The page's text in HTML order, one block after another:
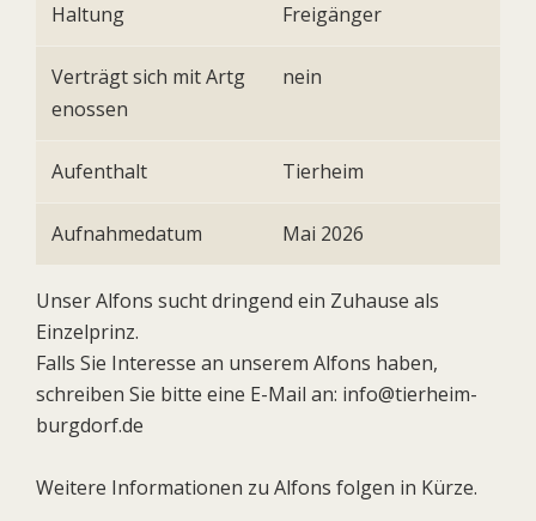
Haltung Freigänger
Verträgt sich mit Artg
enossen
nein
Aufenthalt Tierheim
Aufnahmedatum Mai 2026
Unser Alfons sucht dringend ein Zuhause als
Einzelprinz.
Falls Sie Interesse an unserem Alfons haben,
schreiben Sie bitte eine E-Mail an: info@tierheim-
burgdorf.de
Weitere Informationen zu Alfons folgen in Kürze.